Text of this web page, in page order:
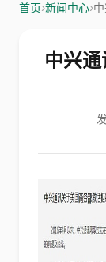
首页›新闻中心›
中兴